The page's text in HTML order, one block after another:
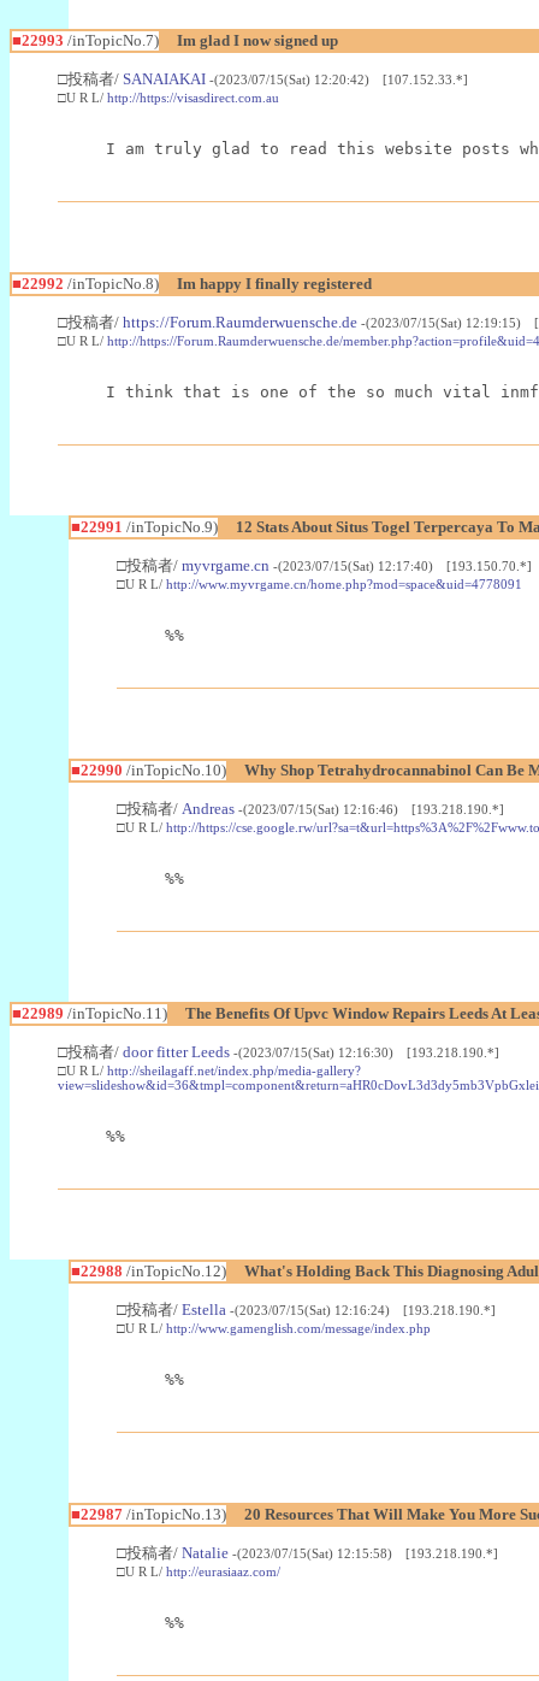
■22993 /inTopicNo.7) Im glad I now signed up
□投稿者/ SANAIAKAI -(2023/07/15(Sat) 12:20:42) [107.152.33.*]
□U R L/ http://https://visasdirect.com.au
I am truly glad to read this website posts
■22992 /inTopicNo.8) Im happy I finally registered
□投稿者/ https://Forum.Raumderwuensche.de -(2023/07/15(Sat) 12:19:15)
□U R L/ http://https://Forum.Raumderwuensche.de/
I think that is one of the so much vital
■22991 /inTopicNo.9) 12 Stats About Situs Togel Terpercaya To
□投稿者/ myvrgame.cn -(2023/07/15(Sat) 12:17:40) [193.150.70.*]
□U R L/ http://www.myvrgame.cn/home.php?mod=space&uid=4778091
%%
■22990 /inTopicNo.10) Why Shop Tetrahydrocannabinol Can Be
□投稿者/ Andreas -(2023/07/15(Sat) 12:16:46) [193.218.190.*]
□U R L/ http://https://cse.google.rw/
%%
■22989 /inTopicNo.11) The Benefits Of Upvc Window Repairs Leeds At
□投稿者/ door fitter Leeds -(2023/07/15(Sat) 12:16:30) [193.218.190.*]
□U R L/ http://sheilagaff.net/index.php/media-gallery?
%%
■22988 /inTopicNo.12) What's Holding Back This Diagnosing
□投稿者/ Estella -(2023/07/15(Sat) 12:16:24) [193.218.190.*]
□U R L/ http://www.gamenglish.com/message/index.php
%%
■22987/inTopicNo.13) 20 Resources That Will Make You More
□投稿者/ Natalie -(2023/07/15(Sat) 12:15:58) [193.218.190.*]
□U R L/ http://eurasiaaz.com/
%%